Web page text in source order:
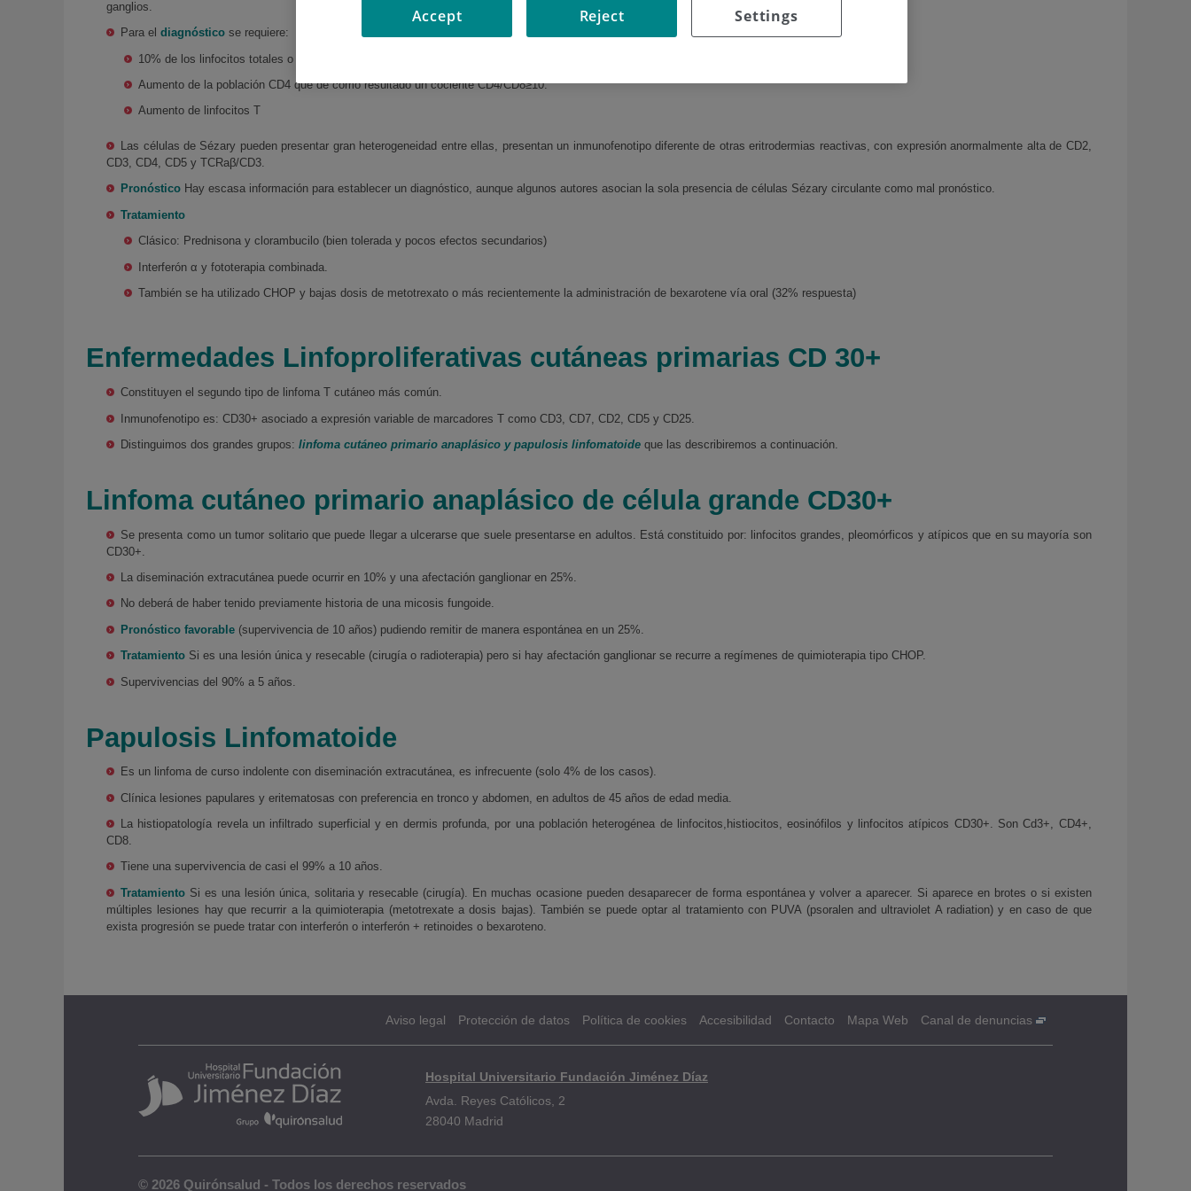
ganglios.
Para eldiagnósticose requiere:
10% de los linfocitos totales o una cifra absoluta mínima de 1000/mm3 de células Sézary.
Aumento de la población CD4 que de cómo resultado un cociente CD4/CD8≥10.
Aumento de linfocitos T
Las células de Sézary pueden presentar gran heterogeneidad entre ellas, presentan un inmunofenotipo diferente de otras eritrodermias reactivas, con expresión anormalmente alta de CD2,
CD3, CD4, CD5 y TCRaβ/CD3.
Pronóstico Hay escasa información para establecer un diagnóstico, aunque algunos autores asocian la sola presencia de células Sézary circulante como mal pronóstico.
Tratamiento
Clásico: Prednisona y clorambucilo (bien tolerada y pocos efectos secundarios)
Interferón α y fototerapia combinada.
También se ha utilizado CHOP y bajas dosis de metotrexato o más recientemente la administración de bexarotene vía oral (32% respuesta)
Enfermedades Linfoproliferativas cutáneas primarias CD 30+
Constituyen el segundo tipo de linfoma T cutáneo más común.
Inmunofenotipo es: CD30+ asociado a expresión variable de marcadores T como CD3, CD7, CD2, CD5 y CD25.
Distinguimos dos grandes grupos:linfoma cutáneo primario anaplásico y papulosis linfomatoideque las describiremos a continuación.
Linfoma cutáneo primario anaplásico de célula grande CD30+
Se presenta como un tumor solitario que puede llegar a ulcerarse que suele presentarse en adultos. Está constituido por: linfocitos grandes, pleomórficos y atípicos que en su mayoría son
CD30+.
La diseminación extracutánea puede ocurrir en 10% y una afectación ganglionar en 25%.
No deberá de haber tenido previamente historia de una micosis fungoide.
Pronóstico favorable (supervivencia de 10 años) pudiendo remitir de manera espontánea en un 25%.
Tratamiento Si es una lesión única y resecable (cirugía o radioterapia) pero si hay afectación ganglionar se recurre a regímenes de quimioterapia tipo CHOP.
Supervivencias del 90% a 5 años.
Papulosis Linfomatoide
Es un linfoma de curso indolente con diseminación extracutánea, es infrecuente (solo 4% de los casos).
Clínica lesiones papulares y eritematosas con preferencia en tronco y abdomen, en adultos de 45 años de edad media.
La histiopatología revela un infiltrado superficial y en dermis profunda, por una población heterogénea de linfocitos,histiocitos, eosinófilos y linfocitos atípicos CD30+. Son Cd3+, CD4+,
CD8.
Tiene una supervivencia de casi el 99% a 10 años.
Tratamiento Si es una lesión única, solitaria y resecable (cirugía). En muchas ocasione pueden desaparecer de forma espontánea y volver a aparecer. Si aparece en brotes o si existen
múltiples lesiones hay que recurrir a la quimioterapia (metotrexate a dosis bajas). También se puede optar al tratamiento con PUVA (psoralen and ultraviolet A radiation) y en caso de que
exista progresión se puede tratar con interferón o interferón + retinoides o bexaroteno.
Aviso legal Protección de datos Política de cookies Accesibilidad Contacto Mapa Web Canal de denuncias
Hospital Universitario Fundación Jiménez Díaz
Avda. Reyes Católicos, 2
28040 Madrid
© 2026 Quirónsalud - Todos los derechos reservados
Settings
Reject
Accept